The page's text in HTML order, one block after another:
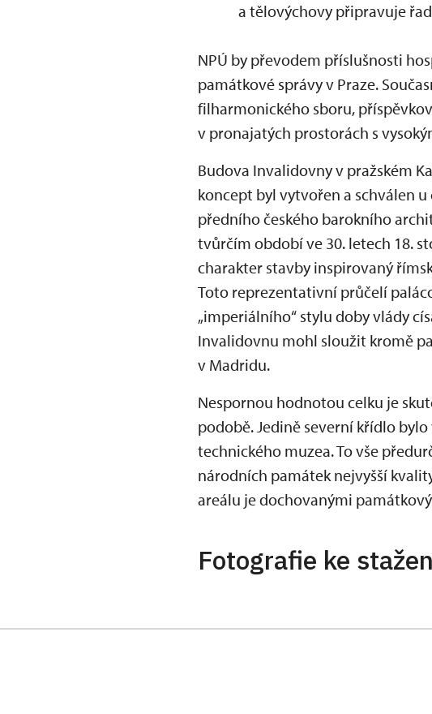
a tělovýchovy připravuje
NPÚ by převodem příslušnosti
památkové správy v Praze.
filharmonického sboru,
v pronajatých prostorách s
Budova Invalidovny v pražském
koncept byl vytvořen a schválen
předního českého barokního
tvůrčím období ve 30. letech 18.
charakter stavby inspirovaný
Toto reprezentativní průčelí
„imperiálního“ stylu doby vlády
Invalidovnu mohl sloužit kromě
v Madridu.
Nespornou hodnotou celku je
podobě. Jedině severní křídlo
technického muzea. To vše
národních památek nejvyšší
areálu je dochovanými
Fotografie ke